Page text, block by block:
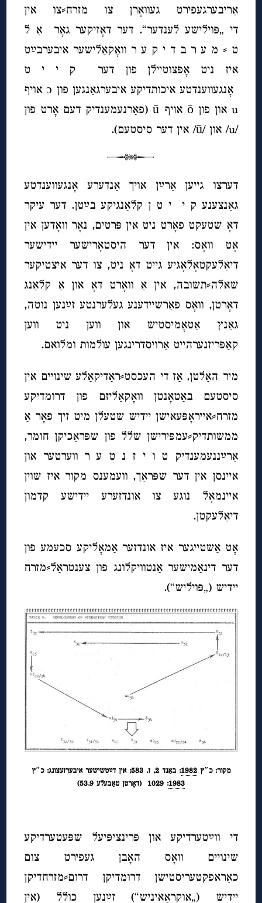
אַריבערגעפירט געוואָרן צו מזרח⸗צו אין
די „פּוילישע לענדער“. דער דאָזיקער גאָר אַ ל
ט ⸗ מ ע ר ב ד י ק ע ר וואָקאַלישער איבערבײַט
איז ניט אָפּצוטיילן פון דער ק י י ט
אָנגעווענדטע איכותדיקע איבערגאַנגען פון
ɔ אויף
u און פון ō אויף
ū (פאַרנעמענדיק דעם אָרט פון
/u/ און /ū/ אין דער סיסטעם).
דערצו גייען אַרײַן אויך אַנדערע אָנגעווענדטע
גאַנצענע ק י י ט ן קלאַנגיקע בײַטן. דער עיקר
דאָ שטעקט פאָרט ניט אין פּרטים, נאָר וואָדען אין
אָט וואָס: אין דער היסטאָרישער יידישער
דיאַלעקטאָלאָגיע גייט דאָ ניט, צו דער איצטיקער
שאלה⸗תשובה, אין אַ וואָרט דאָ און אַ קלאַנג
דאָרטן, וואָס פאַרשיידענע געלערנטע זײַנען נוטה,
גאַנץ אַטאָמיסטיש און ווען ניט ווען
קאַפּריזנערהייט אַרויסדרינגען עולמות ומלואם.
מיר האַלטן, אַז די העכסט⸗ראַדיקאַלע שינויים אין
סיסטעם באַטאָנטן וואָקאַליזם פון דרומדיקע
מזרח⸗אייראָפּעאישן יידיש שטעלן מיט זיך פאָר אַ
ממשותדיק⸗עמפּירישן שלל פון שפּראַכיקן חומר,
אַרײַננעמענדיק ט ו י ז נ ט ע ר ווערטער און
איינסן אין דער שפּראַך, וועמענס מקור איז שוין
איינמאָל נוגע צו אונדזערע יידישע קדמון
דיאַלעקטן.
אָט אַשטייגער איז אונדזער אַמאָליקע סכעמע פון
דער דינאַמישער אַנטוויקלונג פון צענטראַל⸗מזרח
יידיש („פּויליש“).
מקור: כ″ץ 1982: באַנד 2, ז. 583; אין דײַטשישער איבערזעצונג: כ″ץ
1983
: 1029 (דאָרטן טאַבעלע 53.9)
די ווײַטערדיקע און פּרינציפּיעל שפּעטערדיקע
שינויים וואָס האָבן געפירט צום
כאַראפקטעריסטישן דרומדיקן דרום⸗מזרחדיקן
יידיש („אוקראַאיניש“) זײַנען כולל (אין